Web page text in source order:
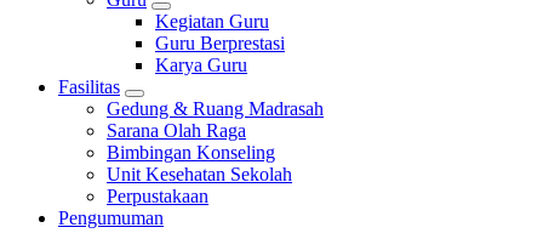
Kegiatan Guru
Guru Berprestasi
Karya Guru
Fasilitas
Gedung & Ruang Madrasah
Sarana Olah Raga
Bimbingan Konseling
Unit Kesehatan Sekolah
Perpustakaan
Pengumuman